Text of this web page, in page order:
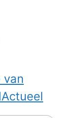
van